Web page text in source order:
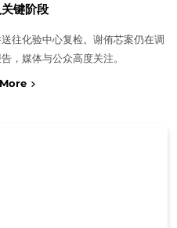
键阶段
往化验中心复检。谢侑芯案仍在调
，媒体与公众高度关注。